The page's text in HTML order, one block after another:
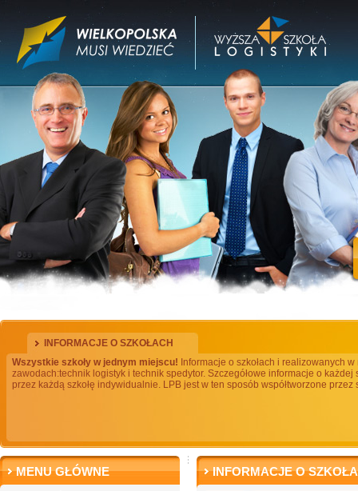
INFORMACJE O SZKOŁACH
Wszystkie szkoły w jednym miejscu! Informacje o szkołach i realizowanych
zawodach:technik logistyk i technik spedytor. Szczegółowe informacje o
przez każdą szkołę indywidualnie. LPB jest w ten sposób współtworzone przez
MENU GŁÓWNE INFORMACJE O